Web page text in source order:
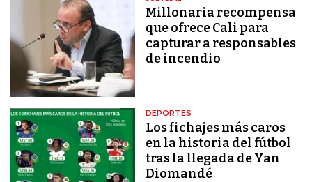
Millonaria recompensa
que ofrece Cali para
capturar a responsables
de incendio
DEPORTES
Los fichajes más caros
en la historia del fútbol
tras la llegada de Yan
Diomandé